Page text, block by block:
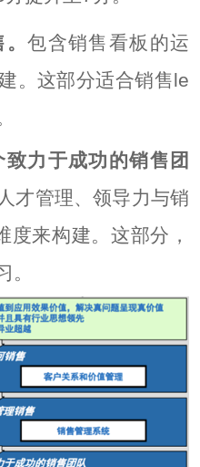
。包含销售看板的运
。这部分适合销售le
力于成功的销售团
才管理、领导力与销
来构建。这部分，
。